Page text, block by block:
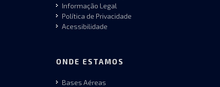
Informação Legal
Política de Privacidade
Acessibilidade
ONDE ESTAMOS
Bases Aéreas